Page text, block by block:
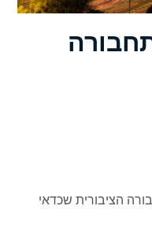
הציבורית שכדאי